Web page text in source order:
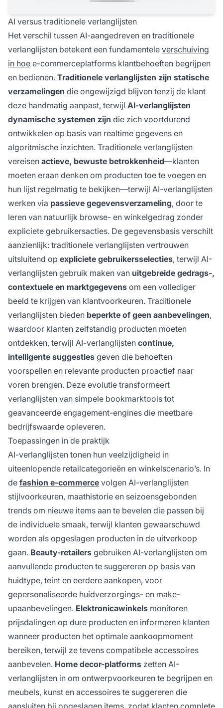
AI versus traditionele verlanglijsten
Het verschil tussen AI-aangedreven en traditionele
verlanglijsten betekent een fundamentele verschuiving
in hoe e-commerceplatforms klantbehoeften begrijpen
en bedienen. Traditionele verlanglijsten zijn statische
verzamelingen die ongewijzigd blijven tenzij de klant
deze handmatig aanpast, terwijl AI-verlanglijsten
dynamische systemen zijn die zich voortdurend
ontwikkelen op basis van realtime gegevens en
algoritmische inzichten. Traditionele verlanglijsten
vereisen actieve, bewuste betrokkenheid—klanten
moeten eraan denken om producten toe te voegen en
hun lijst regelmatig te bekijken—terwijl AI-verlanglijsten
werken via passieve gegevensverzameling, door te
leren van natuurlijk browse- en winkelgedrag zonder
expliciete gebruikersacties. De gegevensbasis verschilt
aanzienlijk: traditionele verlanglijsten vertrouwen
uitsluitend op expliciete gebruikersselecties, terwijl AI-
verlanglijsten gebruik maken van uitgebreide gedrags-,
contextuele en marktgegevens om een vollediger
beeld te krijgen van klantvoorkeuren. Traditionele
verlanglijsten bieden beperkte of geen aanbevelingen,
waardoor klanten zelfstandig producten moeten
ontdekken, terwijl AI-verlanglijsten continue,
intelligente suggesties geven die behoeften
voorspellen en relevante producten proactief naar
voren brengen. Deze evolutie transformeert
verlanglijsten van simpele bookmarktools tot
geavanceerde engagement-engines die meetbare
bedrijfswaarde opleveren.
Toepassingen in de praktijk
AI-verlanglijsten tonen hun veelzijdigheid in
uiteenlopende retailcategorieën en winkelscenario’s. In
de fashion e-commerce volgen AI-verlanglijsten
stijlvoorkeuren, maathistorie en seizoensgebonden
trends om nieuwe items aan te bevelen die passen bij
de individuele smaak, terwijl klanten gewaarschuwd
worden als opgeslagen producten in de uitverkoop
gaan. Beauty-retailers gebruiken AI-verlanglijsten om
aanvullende producten te suggereren op basis van
huidtype, teint en eerdere aankopen, voor
gepersonaliseerde huidverzorgings- en make-
upaanbevelingen. Elektronicawinkels monitoren
prijsdalingen op dure producten en informeren klanten
wanneer producten het optimale aankoopmoment
bereiken, terwijl ze tevens compatibele accessoires
aanbevelen. Home decor-platforms zetten AI-
verlanglijsten in om ontwerpvoorkeuren te begrijpen en
meubels, kunst en accessoires te suggereren die
aansluiten bij opgeslagen items, zodat klanten complete